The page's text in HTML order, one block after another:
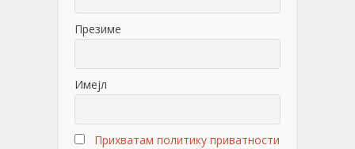
Презиме
Имејл
Прихватам политику приватности